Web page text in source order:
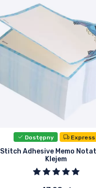
Dostępny Express
Stitch Adhesive Memo
Klejem